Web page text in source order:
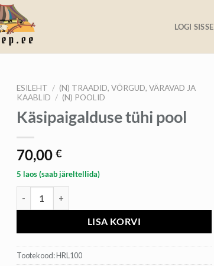
LOGI SISSE
ESILEHT / (N) TRAADID, VÕRGUD, VÄRAVAD JA
KAABLID / (N) POOLID
Käsipaigalduse tühi pool
70,00 €
5 laos (saab järeltellida)
LISA KORVI
Tootekood:HRL100